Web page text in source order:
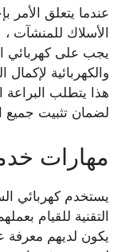
عندما يتعلق الأمر
الأسلاك للمنشآت ،
يجب على كهربائي
والكهربائية لإكمال
هذا يتطلب البراعة
لضمان تثبيت
مهارات
يستخدم كهربائي
التقنية للقيام
يكون لديهم معرفة